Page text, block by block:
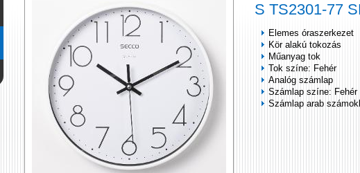
S TS2301-77
Elemes óraszerkezet
Kör alakú tokozás
Műanyag tok
Tok színe: Fehér
Analóg számlap
Számlap színe: Fehér
Számlap arab